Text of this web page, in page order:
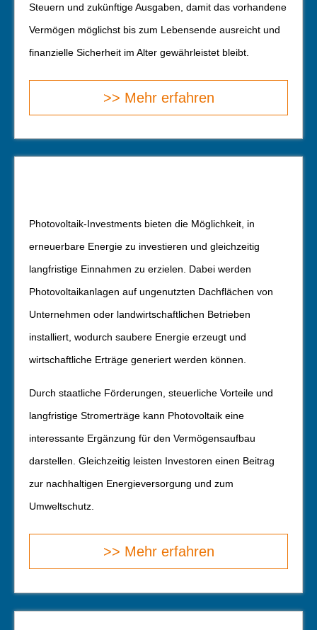
Steuern und zukünftige Ausgaben, damit das vorhandene
Vermögen möglichst bis zum Lebensende ausreicht und
finanzielle Sicherheit im Alter gewährleistet bleibt.
>> Mehr erfahren
Photovoltaik-Investments bieten die Möglichkeit, in
erneuerbare Energie zu investieren und gleichzeitig
langfristige Einnahmen zu erzielen. Dabei werden
Photovoltaikanlagen auf ungenutzten Dachflächen von
Unternehmen oder landwirtschaftlichen Betrieben
installiert, wodurch saubere Energie erzeugt und
wirtschaftliche Erträge generiert werden können.
Durch staatliche Förderungen, steuerliche Vorteile und
langfristige Stromerträge kann Photovoltaik eine
interessante Ergänzung für den Vermögensaufbau
darstellen. Gleichzeitig leisten Investoren einen Beitrag
zur nachhaltigen Energieversorgung und zum
Umweltschutz.
>> Mehr erfahren